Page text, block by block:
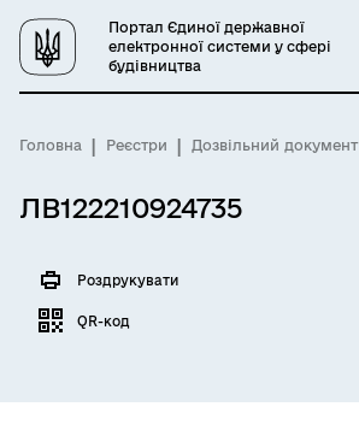
Портал Єдиної державної
електронної системи у сфері
будівництва
Головна Реєстри Дозвільний документ
ЛВ122210924735
Роздрукувати
QR-код